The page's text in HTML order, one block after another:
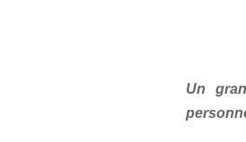
Un